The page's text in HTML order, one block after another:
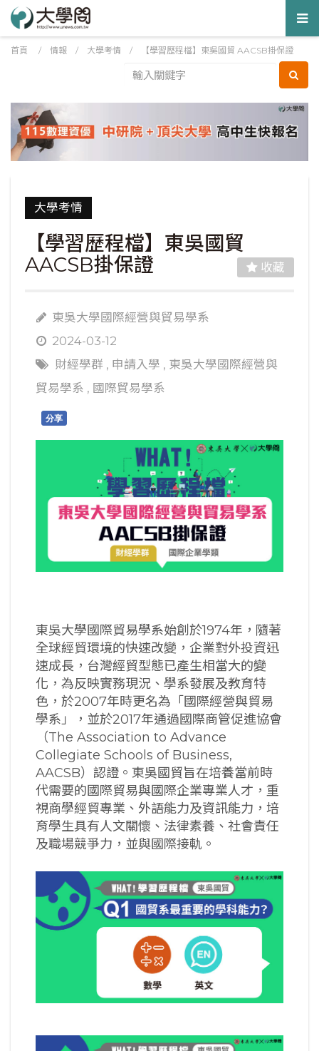
首頁 / 情報 / 大學考情 / 【學習歷程檔】東吳國貿 AACSB掛保證
大學考情
【學習歷程檔】東吳國貿
AACSB掛保證
收藏
東吳大學國際經營與貿易學系
2024-03-12
財經學群 , 申請入學 , 東吳大學國際經營與
貿易學系 , 國際貿易學系
分享
東吳大學國際貿易學系始創於1974年，隨著
全球經貿環境的快速改變，企業對外投資迅
速成長，台灣經貿型態已產生相當大的變
化，為反映實務現況、學系發展及教育特
色，於2007年時更名為「國際經營與貿易
學系」，並於2017年通過國際商管促進協會
（The Association to Advance
Collegiate Schools of Business,
AACSB）認證。東吳國貿旨在培養當前時
代需要的國際貿易與國際企業專業人才，重
視商學經貿專業、外語能力及資訊能力，培
育學生具有人文關懷、法律素養、社會責任
及職場競爭力，並與國際接軌。